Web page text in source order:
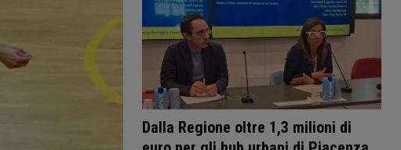
Dalla Regione oltre 1,3 milioni di